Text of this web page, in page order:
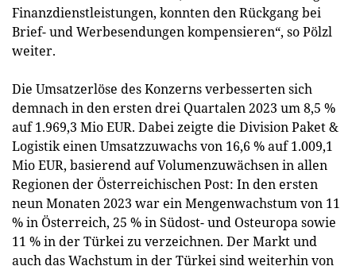
Finanzdienstleistungen, konnten den Rückgang bei
Brief- und Werbesendungen kompensieren“, so Pölzl
weiter.
Die Umsatzerlöse des Konzerns verbesserten sich
demnach in den ersten drei Quartalen 2023 um 8,5 %
auf 1.969,3 Mio EUR. Dabei zeigte die Division Paket &
Logistik einen Umsatzzuwachs von 16,6 % auf 1.009,1
Mio EUR, basierend auf Volumenzuwächsen in allen
Regionen der Österreichischen Post: In den ersten
neun Monaten 2023 war ein Mengenwachstum von 11
% in Österreich, 25 % in Südost- und Osteuropa sowie
11 % in der Türkei zu verzeichnen. Der Markt und
auch das Wachstum in der Türkei sind weiterhin von